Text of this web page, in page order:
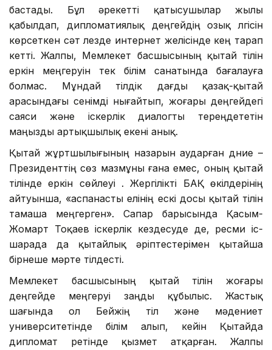
бастады. Бұл әрекетті қатысушылар жылы
қабылдап, дипломатиялық деңгейдің озық үлгісін
көрсеткен сәт лезде интернет желісінде кең тарап
кетті. Жалпы, Мемлекет басшысының қытай тілін
еркін меңгеруін тек білім санатында бағалауға
болмас. Мұндай тілдік дағды қазақ-қытай
арасындағы сенімді нығайтып, жоғары деңгейдегі
саяси және іскерлік диалогты тереңдететін
маңызды артықшылық екені анық.
Қытай жұртшылығының назарын аударған дүние –
Президенттің сөз мазмұны ғана емес, оның қытай
тілінде еркін сөйлеуі . Жергілікті БАҚ өкілдерінің
айтуынша, «аспанасты елінің ескі досы қытай тілін
тамаша меңгерген». Сапар барысында Қасым-
Жомарт Тоқаев іскерлік кездесуде де, ресми іс-
шарада да қытайлық әріптестерімен қытайша
бірнеше мәрте тілдесті.
Мемлекет басшысының қытай тілін жоғары
деңгейде меңгеруі заңды құбылыс. Жастық
шағында ол Бейжің тіл және мәдениет
университетінде білім алып, кейін Қытайда
дипломат ретінде қызмет атқарған. Жалпы